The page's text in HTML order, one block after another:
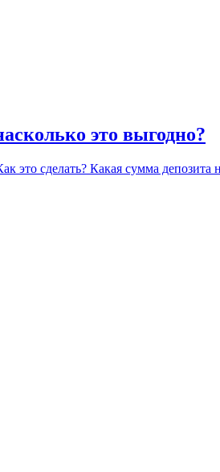
это выгодно?
это сделать? Какая сумма